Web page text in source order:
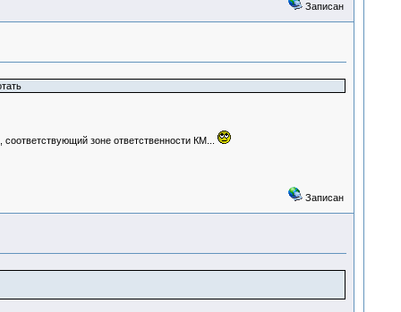
Записан
зоне ответственности КМ...
Записан